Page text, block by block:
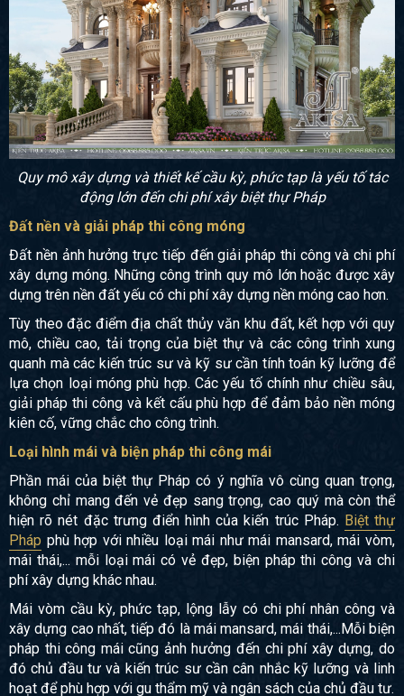
Quy mô xây dựng và thiết kế cầu kỳ, phức tạp là yếu tố tác
động lớn đến chi phí xây biệt thự Pháp
Đất nền và giải pháp thi công móng
Đất nền ảnh hưởng trực tiếp đến giải pháp thi công và chi phí
xây dựng móng. Những công trình quy mô lớn hoặc được xây
dựng trên nền đất yếu có chi phí xây dựng nền móng cao hơn.
Tùy theo đặc điểm địa chất thủy văn khu đất, kết hợp với quy
mô, chiều cao, tải trọng của biệt thự và các công trình xung
quanh mà các kiến trúc sư và kỹ sư cần tính toán kỹ lưỡng để
lựa chọn loại móng phù hợp. Các yếu tố chính như chiều sâu,
giải pháp thi công và kết cấu phù hợp để đảm bảo nền móng
kiên cố, vững chắc cho công trình.
Loại hình mái và biện pháp thi công mái
Phần mái của biệt thự Pháp có ý nghĩa vô cùng quan trọng,
không chỉ mang đến vẻ đẹp sang trọng, cao quý mà còn thể
hiện rõ nét đặc trưng điển hình của kiến trúc Pháp. Biệt thự
Pháp phù hợp với nhiều loại mái như mái mansard, mái vòm,
mái thái,... mỗi loại mái có vẻ đẹp, biện pháp thi công và chi
phí xây dựng khác nhau.
Mái vòm cầu kỳ, phức tạp, lộng lẫy có chi phí nhân công và
xây dựng cao nhất, tiếp đó là mái mansard, mái thái,...Mỗi biện
pháp thi công mái cũng ảnh hưởng đến chi phí xây dựng, do
đó chủ đầu tư và kiến trúc sư cần cân nhắc kỹ lưỡng và linh
hoạt để phù hợp với gu thẩm mỹ và ngân sách của chủ đầu tư.